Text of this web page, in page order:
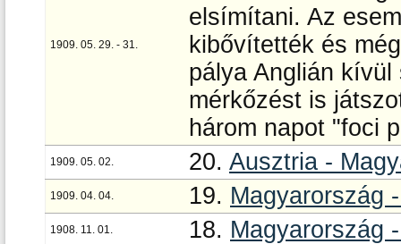
1909. 05. 29. - 31.
elsímítani. Az
kibővítették és
pálya Anglián
mérkőzést is
három napot "foci
1909. 05. 02. 20. Ausztria -
1909. 04. 04. 19. Magyarország
1908. 11. 01. 18. Magyarország